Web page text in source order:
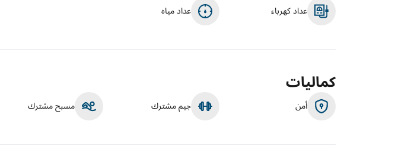
عداد كهرباء عداد مياه
كماليات
أمن جيم مشترك مسبح مشترك